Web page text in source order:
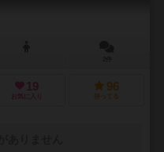
19
お気に入り
96
持ってる